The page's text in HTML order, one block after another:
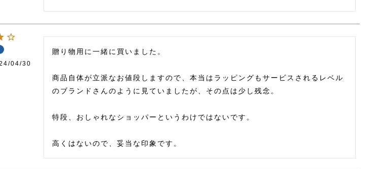
04/30
贈り物用に一緒に買いました。
商品自体が立派なお値段しますので、本当はラッピングもサービスされるレベル
のブランドさんのように見ていましたが、その点は少し残念。
特段、おしゃれなショッパーというわけではないです。
高くはないので、妥当な印象です。